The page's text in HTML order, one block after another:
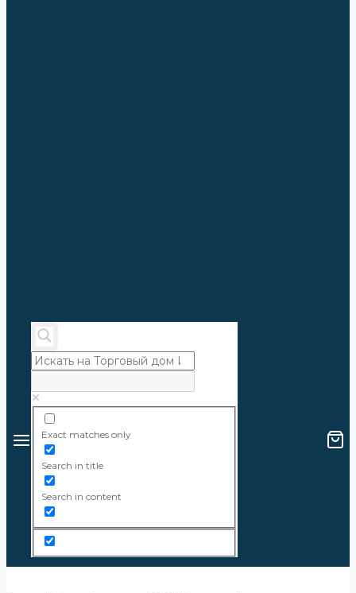
Exact matches only
Search in title
Search in content